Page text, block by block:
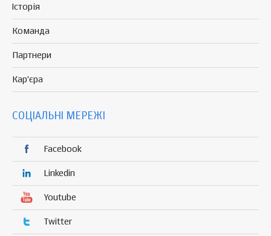
Історія
Команда
Партнери
Кар'єра
СОЦІАЛЬНІ МЕРЕЖІ
Facebook
Linkedin
Youtube
Twitter